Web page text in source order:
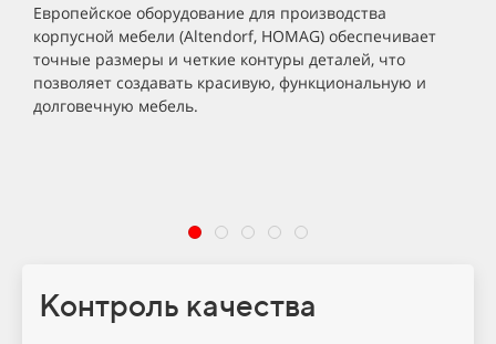
Европейское оборудование для производства
корпусной мебели (Altendorf, HOMAG) обеспечивает
точные размеры и четкие контуры деталей, что
позволяет создавать красивую, функциональную и
долговечную мебель.
Контроль качества